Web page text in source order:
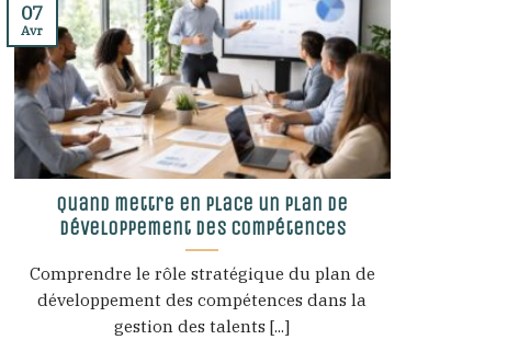
Quand mettre en place un plan de
développement des compétences
Comprendre le rôle stratégique du plan de
développement des compétences dans la
gestion des talents [...]
07
Avr